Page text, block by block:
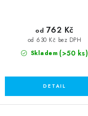
Skladem (>50 ks)
od 630 Kč bez DPH
od 762 Kč